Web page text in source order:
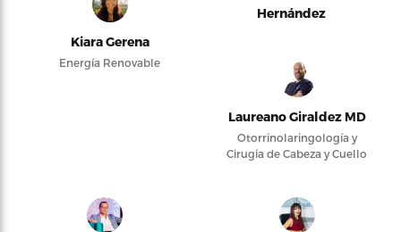
Kiara Gerena
Energía Renovable
Hernández
Laureano Giraldez MD
Otorrinolaringología y
Cirugía de Cabeza y Cuello